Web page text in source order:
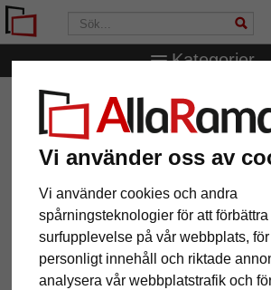
Vi använder oss av
Vi använder cookies och andra
spårningsteknologier för att förbättra
surfupplevelse på vår webbplats,
personligt innehåll och riktade
analysera vår webbplatstrafik och
Kategorier
AllaRamar.se Ramstorlek
för 4 bilder med krokar
Opitter galleriram för 4
krokar